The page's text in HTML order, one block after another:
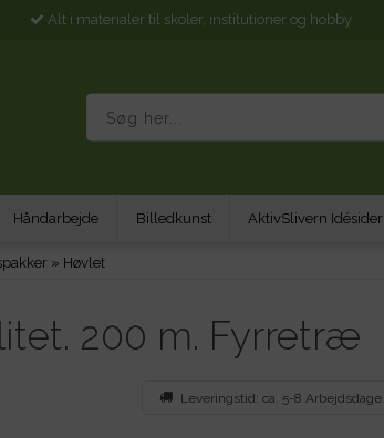
Alt i materialer til skoler, institutioner og hobby
Håndarbejde Billedkunst AktivSlivern Idésider
» Høvlet
200 m. Fyrretræ
Leveringstid: ca. 5-8 Arbejdsdage